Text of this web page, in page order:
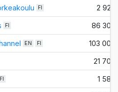
FI 2 920
FI 86 300
EN FI 103 000
21 700
FI 1 580